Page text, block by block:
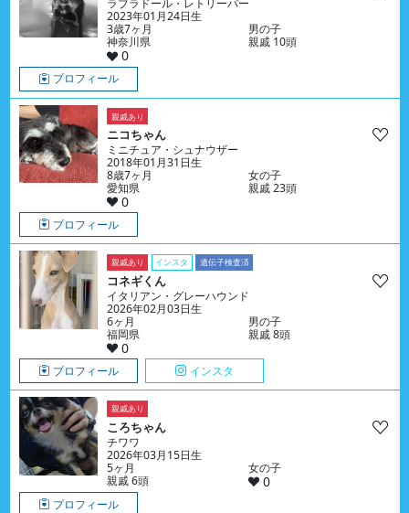
ラブラドール・レトリーバー
2023年01月24日生
3歳7ヶ月
男の子
神奈川県
親戚 10頭
0
プロフィール
親戚あり
ニコちゃん
ミニチュア・シュナウザー
2018年01月31日生
8歳7ヶ月
女の子
愛知県
親戚 23頭
0
プロフィール
親戚あり インスタ 遺伝子検査済
コネギくん
イタリアン・グレーハウンド
2026年02月03日生
6ヶ月
男の子
福岡県
親戚 8頭
0
プロフィール インスタ
親戚あり
ころちゃん
チワワ
2026年03月15日生
5ヶ月
女の子
親戚 6頭
0
プロフィール